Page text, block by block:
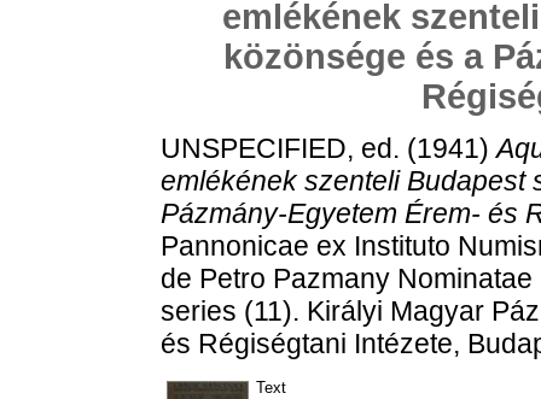
emlékének
közönsége és a
UNSPECIFIED, ed. (1941)
emlékének szenteli
Pázmány-Egyetem Érem- és
Pannonicae ex Instituto
de Petro Pazmany
series (11). Királyi Magyar
és Régiségtani Intézete,
Text